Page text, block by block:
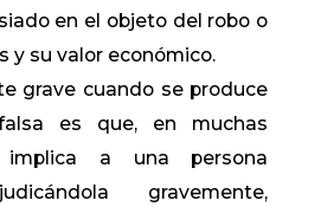
en el objeto del robo o
y su valor económico.
grave cuando se produce
es que, en muchas
implica a una persona
gravemente,